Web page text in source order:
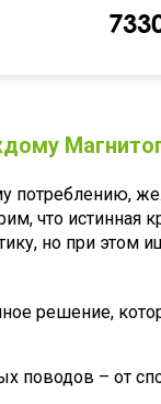
что истинная
но при
решение,
поводов – от